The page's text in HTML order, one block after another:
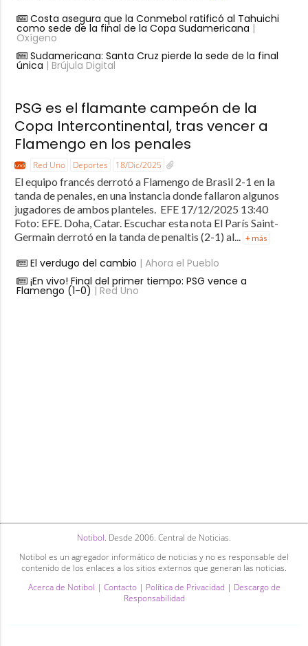
Costa asegura que la Conmebol ratificó al Tahuichi
como sede de la final de la Copa Sudamericana |
Oxígeno
Sudamericana: Santa Cruz pierde la sede de la final
única | Brújula Digital
PSG es el flamante campeón de la
Copa Intercontinental, tras vencer a
Flamengo en los penales
Red Uno Deportes 18/Dic/2025
El equipo francés derrotó a Flamengo de Brasil 2-1 en la
tanda de penales, en una instancia donde fallaron algunos
jugadores de ambos planteles. EFE 17/12/2025 13:40
Foto: EFE. Doha, Catar. Escuchar esta nota El París Saint-
Germain derrotó en la tanda de penaltis (2-1) al... + más
El verdugo del cambio | Ahora el Pueblo
¡En vivo! Final del primer tiempo: PSG vence a
Flamengo (1-0) | Red Uno
Notibol. Desde 2006. Central de Noticias.
Notibol es un agregador informático de noticias y no es responsable del
contenido de los enlaces a los sitios externos que generan las noticias.
Acerca de Notibol | Contacto| Política de Privacidad | Descargo de
Responsabilidad